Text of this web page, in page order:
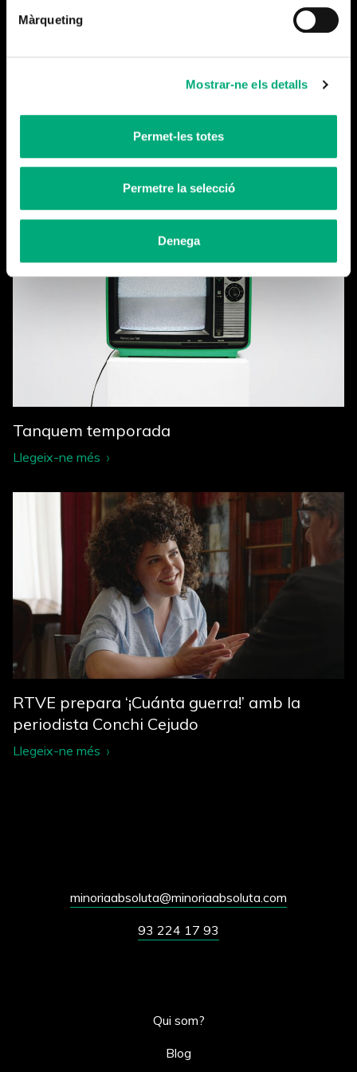
Màrqueting
Mostrar-ne els detalls
Permet-les totes
Permetre la selecció
Denega
Hernández Trilla, Jaume Maneja / Color: Oriol Carbonell
/ Grafisme: Sergi Esgleas i Pascual / Mescles de so:
Tanquem temporada
Llegeix-ne més
RTVE prepara ‘¡Cuánta guerra!’ amb la
periodista Conchi Cejudo
Llegeix-ne més
minoriaabsoluta@minoriaabsoluta.com
93 224 17 93
Qui som?
Blog